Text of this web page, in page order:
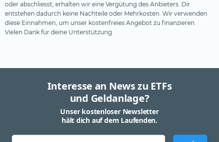
oder abschliesst, erhalten wir eine Vergütung des Anbieters. Dir
entstehen dadurch keine Nachteile oder Mehrkosten. Wir verwenden
diese Einnahmen, um unser kostenfreies Angebot zu finanzieren.
Vielen Dank für deine Unterstützung.
Interesse an News zu ETFs
und Geldanlage?
Unser kostenloser Newsletter
hält dich auf dem Laufenden.